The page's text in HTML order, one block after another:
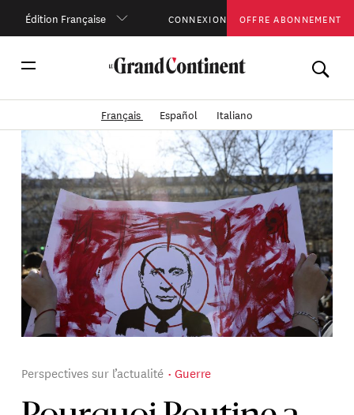
Édition Française CONNEXION OFFRE ABONNEMENT
Français Español Italiano
Perspectives sur l’actualité Guerre